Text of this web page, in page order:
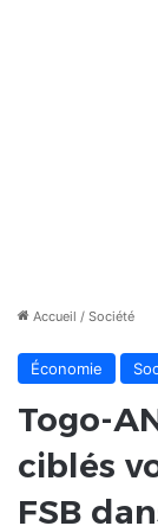
Accueil / Société
Économie
Togo-
ciblés
FSB